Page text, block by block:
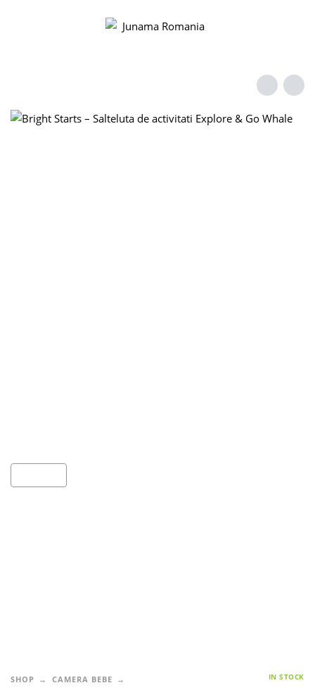
SHOP
CAMERA BEBE
IN STOCK